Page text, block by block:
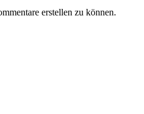
erstellen zu können.